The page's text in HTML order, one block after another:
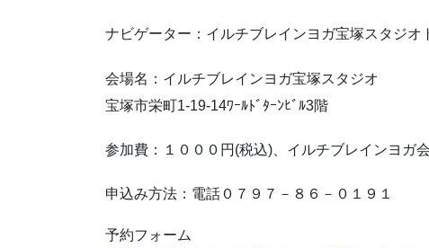
ナビゲーター：イルチブレインヨガ宝塚スタジ
会場名：イルチブレインヨガ宝塚スタジオ
宝塚市栄町1-19-14ﾜｰﾙﾄﾞﾀｰﾝﾋﾞﾙ3階
参加費：１０００円(税込)、イルチブレインヨガ
申込み方法：電話０７９７－８６－０１９１
予約フォーム